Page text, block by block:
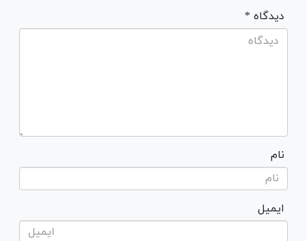
* دیدگاه
نام
ایمیل